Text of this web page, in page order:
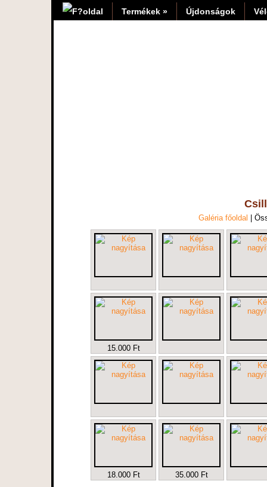
Termékek » Újdonságok
Galéria főoldal |
15.000 Ft
18.000 Ft
35.000 Ft